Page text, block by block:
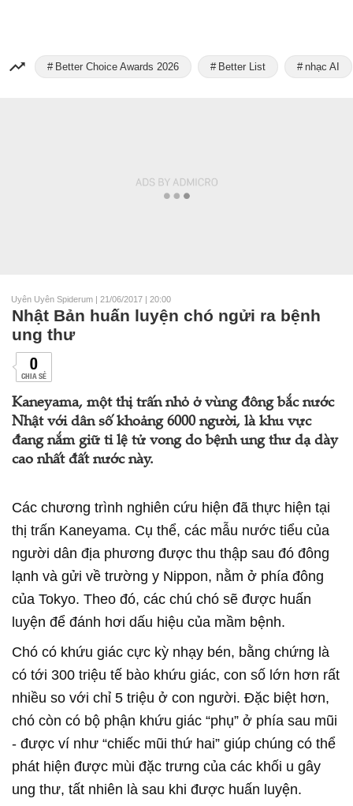
Better Choice Awards 2026 Better List nhạc AI
Uyên Uyên Spiderum | 21/06/2017 | 20:00
Nhật Bản huấn luyện chó ngửi ra bệnh
ung thư
0
CHIA SẺ
Kaneyama, một thị trấn nhỏ ở vùng đông bắc nước
Nhật với dân số khoảng 6000 người, là khu vực
đang nắm giữ tỉ lệ tử vong do bệnh ung thư dạ dày
cao nhất đất nước này.
Các chương trình nghiên cứu hiện đã thực hiện tại
thị trấn Kaneyama. Cụ thể, các mẫu nước tiểu của
người dân địa phương được thu thập sau đó đông
lạnh và gửi về trường y Nippon, nằm ở phía đông
của Tokyo. Theo đó, các chú chó sẽ được huấn
luyện để đánh hơi dấu hiệu của mầm bệnh.
Chó có khứu giác cực kỳ nhạy bén, bằng chứng là
có tới 300 triệu tế bào khứu giác, con số lớn hơn rất
nhiều so với chỉ 5 triệu ở con người. Đặc biệt hơn,
chó còn có bộ phận khứu giác “phụ” ở phía sau mũi
- được ví như “chiếc mũi thứ hai” giúp chúng có thể
phát hiện được mùi đặc trưng của các khối u gây
ung thư, tất nhiên là sau khi được huấn luyện.